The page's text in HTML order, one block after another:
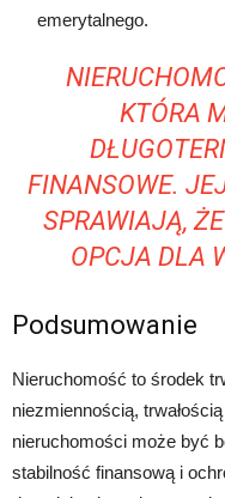
emerytalnego.
KTÓRA
FINANSOWE.
SPRAWIAJĄ,
OPCJA DLA
Podsumowanie
Nieruchomość to środek
niezmiennością,
nieruchomości może być
stabilność finansową i